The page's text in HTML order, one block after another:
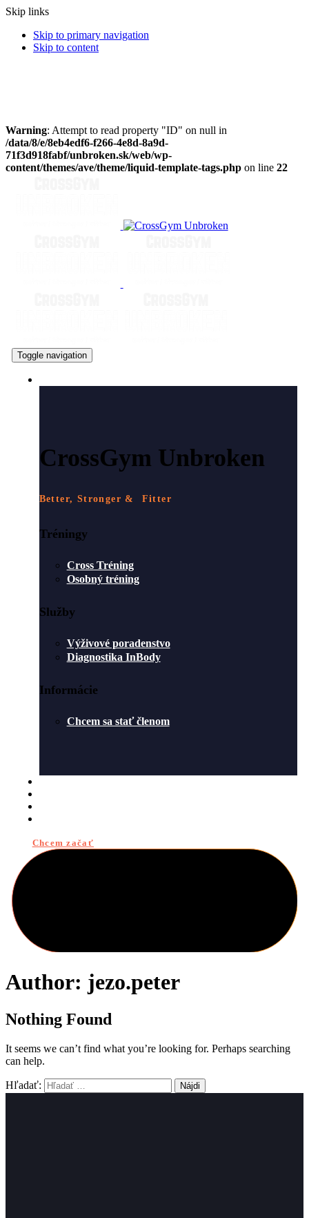
Skip links
Skip to primary navigation
Skip to content
Warning: Attempt to read property "ID" on null in
/data/8/e/8eb4edf6-f266-4e8d-8a9d-
71f3d918fabf/unbroken.sk/web/wp-
content/themes/ave/theme/liquid-template-tags.php on line 22
Toggle navigation
CrossGym Unbroken
Better, Stronger & Fitter
Tréningy
Cross Tréning
Osobný tréning
Služby
Výživové poradenstvo
Diagnostika InBody
Informácie
Chcem sa stať členom
Chcem začať
Author: jezo.peter
Nothing Found
It seems we can’t find what you’re looking for. Perhaps searching
can help.
Hľadať: